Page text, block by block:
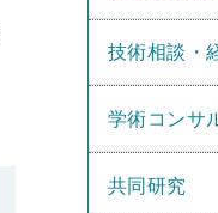
技術相談・
学術コンサ
共同研究